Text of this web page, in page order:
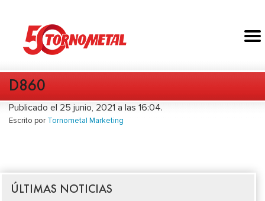
D860
Publicado el 25 junio, 2021 a las 16:04.
Escrito por Tornometal Marketing
ÚLTIMAS NOTICIAS